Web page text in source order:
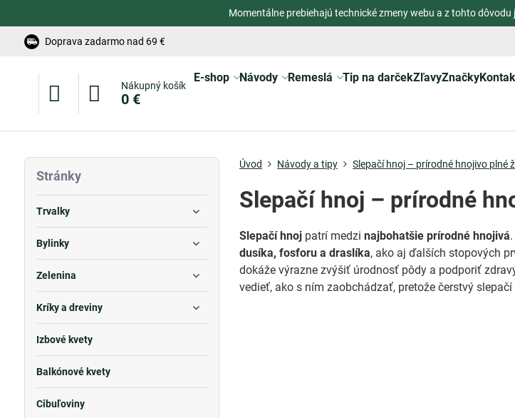
Momentálne prebiehajú technické zmeny webu a z tohto
Doprava zadarmo nad 69 €
Nákupný košík
0 €
E-shop Návody Remeslá Tip na darčekZľavyZnačky
Úvod Návody a tipy Slepačí hnoj – prírodné hnojivo plné
Slepačí hnoj – prírodné
Slepačí hnoj patrí medzinajbohatšie prírodné hnojivá
dusíka, fosforu a draslíka, ako aj ďalších stopových
dokáže výrazne zvýšiť úrodnosť pôdy a podporiť
vedieť, ako s ním zaobchádzať, pretože čerstvý
Stránky
Trvalky
Bylinky
Zelenina
Kríky a dreviny
Izbové kvety
Balkónové kvety
Cibuľoviny